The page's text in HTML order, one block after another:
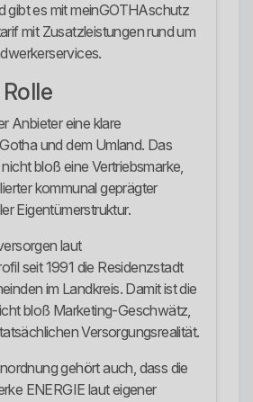
gibt es mit meinGOTHAschutz
mit Zusatzleistungen rund um
Anbieter eine klare
und dem Umland. Das
bloß eine Vertriebsmarke,
kommunal geprägter
Eigentümerstruktur.
laut
seit 1991 die Residenzstadt
im Landkreis. Damit ist die
bloß Marketing-Geschwätz,
Versorgungsrealität.
gehört auch, dass die
ENERGIE laut eigener